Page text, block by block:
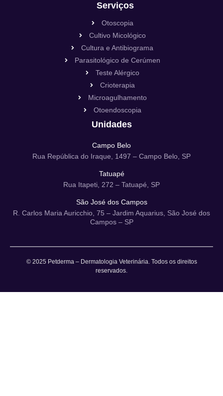
Serviços
Otoscopia
Cultivo Micológico
Cultura e Antibiograma
Parasitológico de Cerúmen
Teste Alérgico
Crioterapia
Microagulhamento
Otoendoscopia
Unidades
Campo Belo
Rua República do Iraque, 1497 – Campo Belo, SP
Tatuapé
Rua Itapeti, 272 – Tatuapé, SP
São José dos Campos
R. Carlos Maria Auricchio, 75 – Jardim Aquarius, São José dos
Campos – SP
© 2025 Petderma – Dermatologia Veterinária. Todos os direitos
reservados.